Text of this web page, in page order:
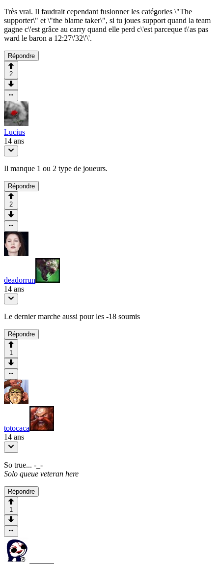
Très vrai. Il faudrait cependant fusionner les catégories \"The
supporter\" et \"the blame taker\", si tu joues support quand la team
gagne c\'est grâce au carry quand elle perd c\'est parceque t\'as pas
ward le baron a 12:27\'32\'\'.
Répondre
2
Lucius
14 ans
Il manque 1 ou 2 type de joueurs.
Répondre
2
deadorrun
14 ans
Le dernier marche aussi pour les -18 soumis
Répondre
1
totocaca
14 ans
So true... -_-
Solo queue veteran here
Répondre
1